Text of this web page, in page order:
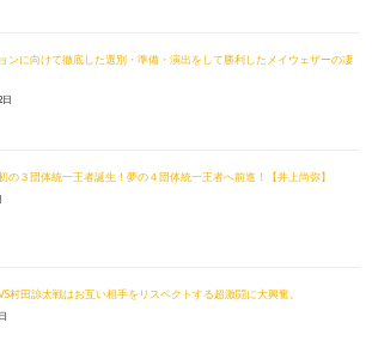
ンに向けて徹底した選別・準備・演出をして勝利したメイウェザーの凄
の３団体統一王者誕生！夢の４団体統一王者へ前進！【井上尚弥】
村田諒太戦はお互い相手をリスペクトする超激闘に大興奮。